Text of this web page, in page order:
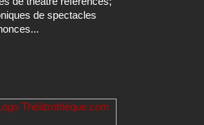
de spectacles